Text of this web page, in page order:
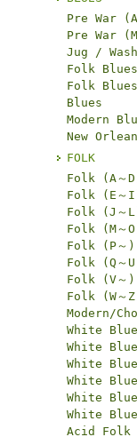
Pre War
Pre War
Jug /
Folk
Folk
Blues
Modern
New
FOLK
Folk (A～
Folk (E～
Folk (J～
Folk (M～
Folk (P～)
Folk (Q～
Folk (V～)
Folk (W～
Modern/
White
White
White
White
White
White
Acid Folk